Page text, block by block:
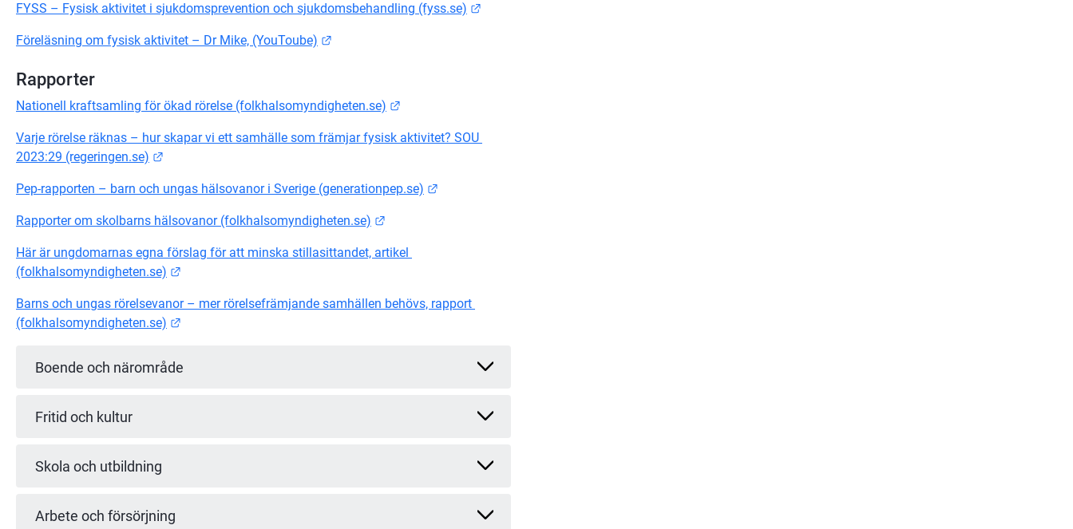
FYSS – Fysisk aktivitet i sjukdomsprevention och sjukdomsbehandling (fyss.se)
Föreläsning om fysisk aktivitet – Dr Mike, (YouToube)
Rapporter
Nationell kraftsamling för ökad rörelse (folkhalsomyndigheten.se)
Varje rörelse räknas – hur skapar vi ett samhälle som främjar fysisk aktivitet? SOU
2023:29 (regeringen.se)
Pep-rapporten – barn och ungas hälsovanor i Sverige (generationpep.se)
Rapporter om skolbarns hälsovanor (folkhalsomyndigheten.se)
Här är ungdomarnas egna förslag för att minska stillasittandet, artikel
(folkhalsomyndigheten.se)
Barns och ungas rörelsevanor – mer rörelsefrämjande samhällen behövs, rapport
(folkhalsomyndigheten.se)
Boende och närområde
Fritid och kultur
Skola och utbildning
Arbete och försörjning